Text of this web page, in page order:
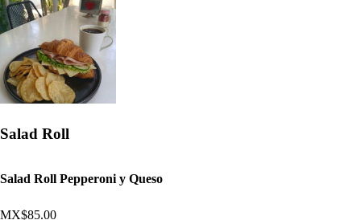
Salad Roll
Salad Roll Pepperoni y Queso
MX$85.00